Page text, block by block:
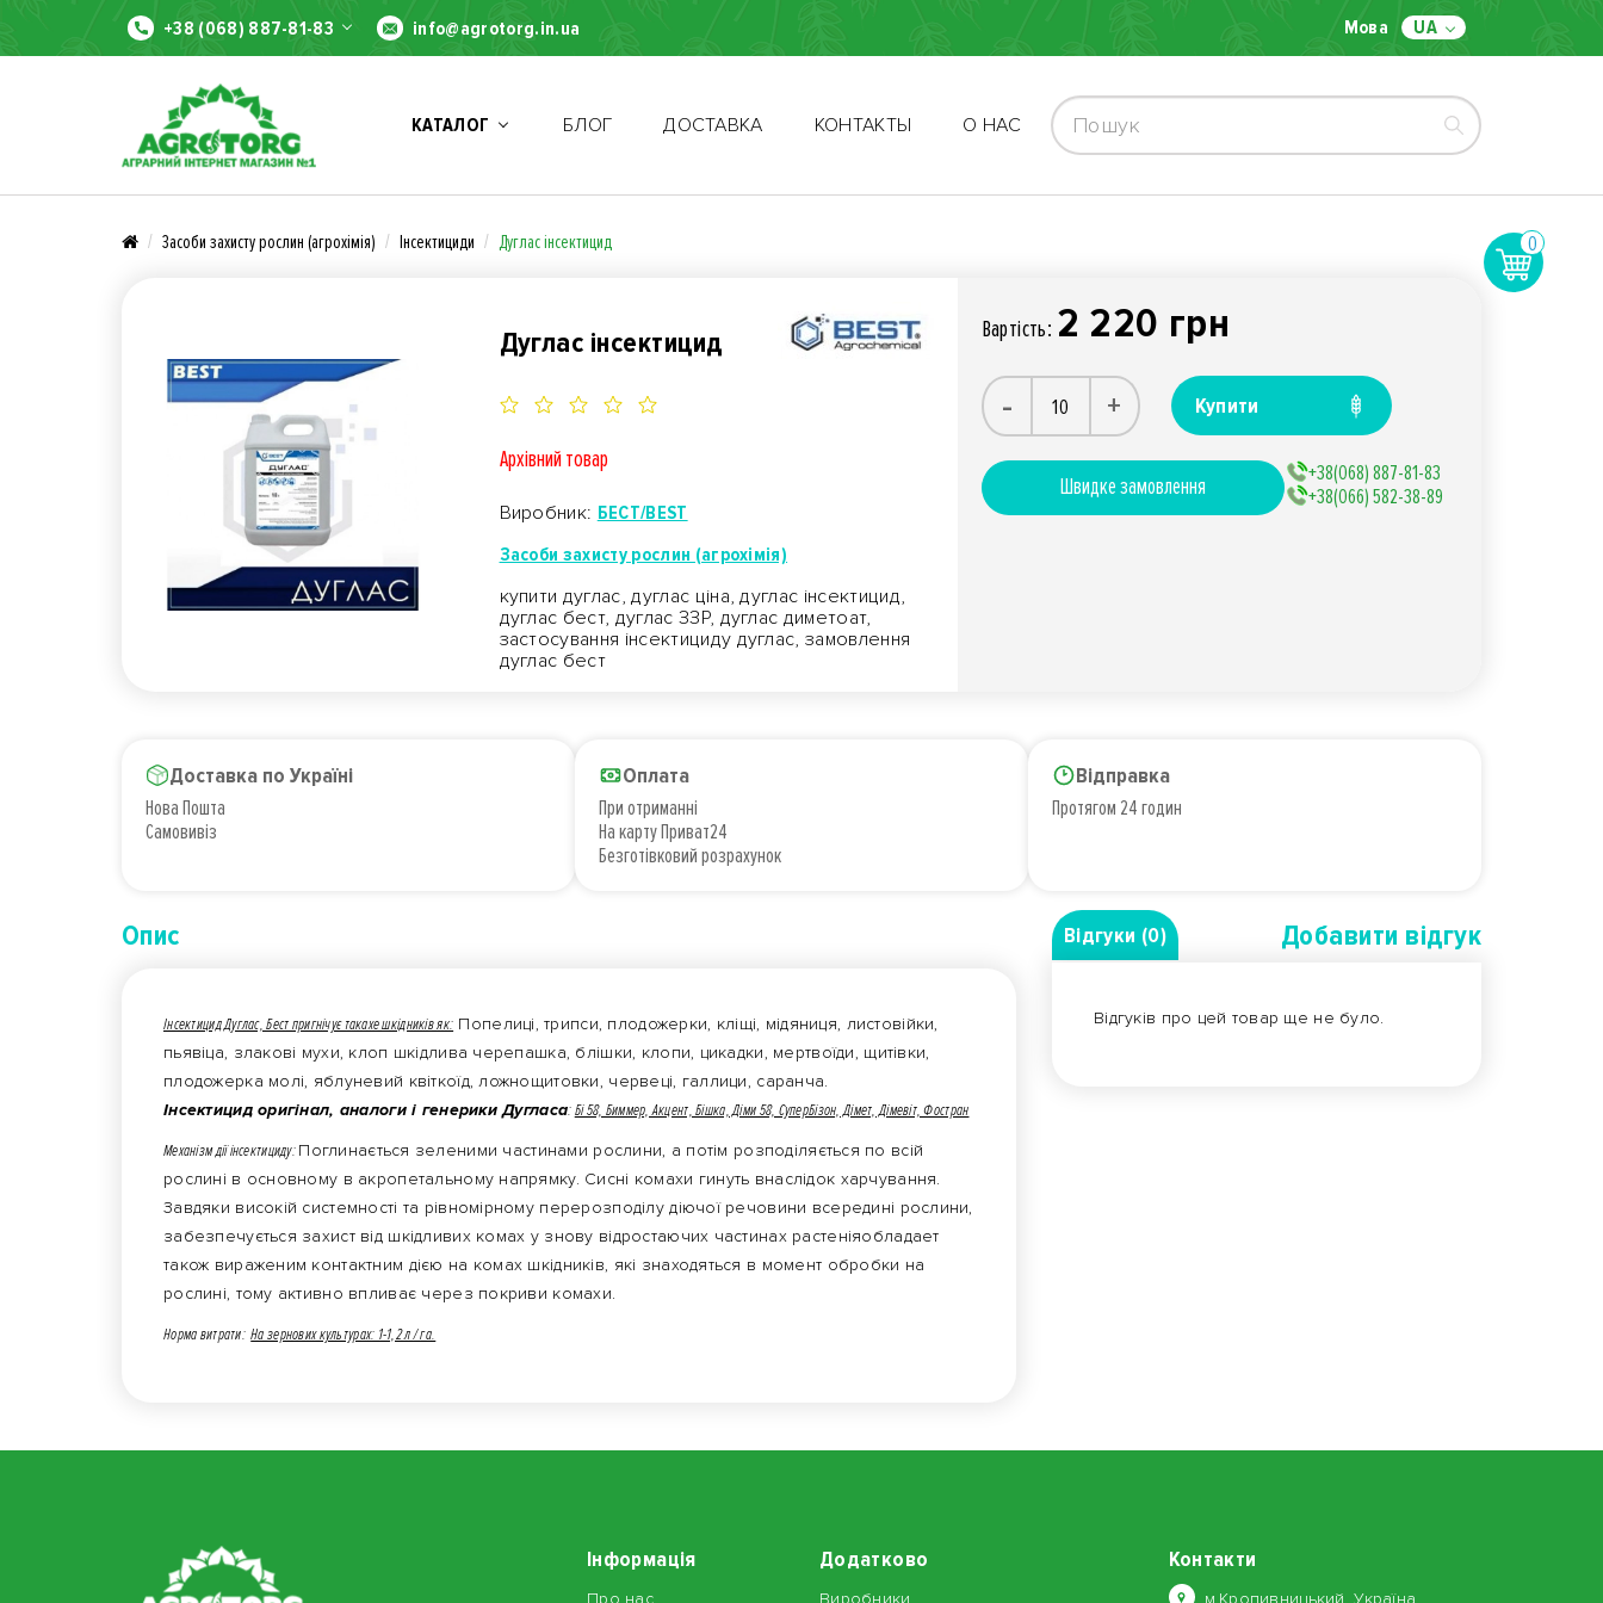
+38 (068) 887-81-83 info@agrotorg.in.ua Мова UA
КАТАЛОГ БЛОГ ДОСТАВКА КОНТАКТЫ О НАС
0
Засоби захисту рослин (агрохімія) Інсектициди Дуглас інсектицид
Дуглас інсектицид
Архівний товар
Виробник: БЕСТ/BEST
Засоби захисту рослин (агрохімія)
купити дуглас, дуглас ціна, дуглас інсектицид,
дуглас бест, дуглас ЗЗР, дуглас диметоат,
застосування інсектициду дуглас, замовлення
дуглас бест
Вартiсть: 2 220 грн
- + Купити
Швидке замовлення
+38(068) 887-81-83
+38(066) 582-38-89
Доставка по Україні
Нова Пошта
Самовивіз
Оплата
При отриманні
На карту Приват24
Безготівковий розрахунок
Відправка
Протягом 24 годин
Опис
Інсектицид Дуглас, Бест пригнічує такахе шкідників як: Попелиці, трипси, плодожерки, кліщі, мідяниця, листовійки,
пьявіца, злакові мухи, клоп шкідлива черепашка, блішки, клопи, цикадки, мертвоїди, щитівки,
плодожерка молі, яблуневий квіткоїд, ложнощитовки, червеці, галлици, саранча.
Інсектицид оригінал, аналоги і генерики Дугласа:Бі 58, Биммер, Акцент, Бішка, Діми 58, СуперБізон, Дімет, Дімевіт, Фостран
Механізм дії інсектициду:Поглинається зеленими частинами рослини, а потім розподіляється по всій
рослині в основному в акропетальному напрямку. Сисні комахи гинуть внаслідок харчування.
Завдяки високій системності та рівномірному перерозподілу діючої речовини всередині рослини,
забезпечується захист від шкідливих комах у знову відростаючих частинах растеніяобладает
також вираженим контактним дією на комах шкідників, які знаходяться в момент обробки на
рослині, тому активно впливає через покриви комахи.
Норма витрати: На зернових культурах: 1-1,2 л / га.
Відгуки (0) Добавити вiдгук
Відгуків про цей товар ще не було.
Інформація
Про нас
Додатково
Виробники
Контакти
м.Кропивницький, Україна